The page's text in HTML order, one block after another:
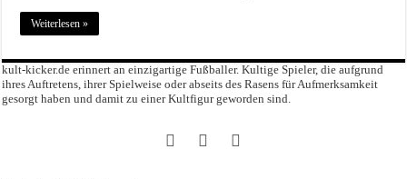
Weiterlesen »
kult-kicker.de erinnert an einzigartige Fußballer. Kultige Spieler, die aufgrund
ihres Auftretens, ihrer Spielweise oder abseits des Rasens für Aufmerksamkeit
gesorgt haben und damit zu einer Kultfigur geworden sind.